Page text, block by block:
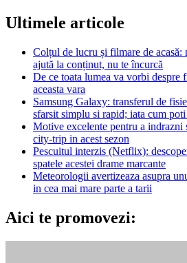
Ultimele articole
Colțul de lucru și filmare de
ajută la conținut, nu te încurcă
De ce toata lumea va vorbi despre
aceasta vara
Samsung Galaxy: transferul de
sfarsit simplu si rapid; iata cum
Motive excelente pentru a indrazni
city-trip in acest sezon
Pescuitul interzis (Netflix):
spatele acestei drame marcante
Meteorologii avertizeaza asupra
in cea mai mare parte a tarii
Aici te promovezi: